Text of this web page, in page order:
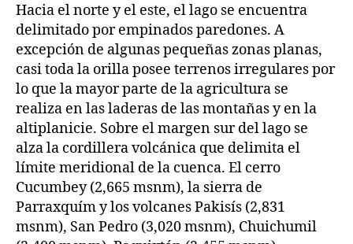
Hacia el norte y el este, el lago se encuentra
delimitado por empinados paredones. A
excepción de algunas pequeñas zonas planas,
casi toda la orilla posee terrenos irregulares por
lo que la mayor parte de la agricultura se
realiza en las laderas de las montañas y en la
altiplanicie. Sobre el margen sur del lago se
alza la cordillera volcánica que delimita el
límite meridional de la cuenca. El cerro
Cucumbey (2,665 msnm), la sierra de
Parraxquím y los volcanes Pakisís (2,831
msnm), San Pedro (3,020 msnm), Chuichumil